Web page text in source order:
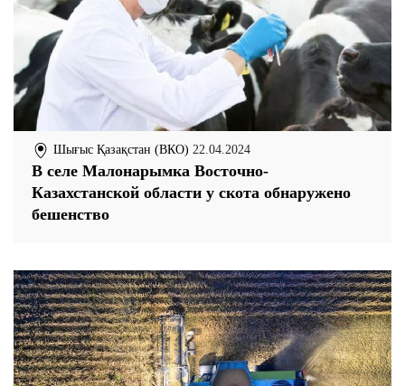
Шығыс Қазақстан (ВКО) 22.04.2024
В селе Малонарымка Восточно-
Казахстанской области у скота обнаружено
бешенство